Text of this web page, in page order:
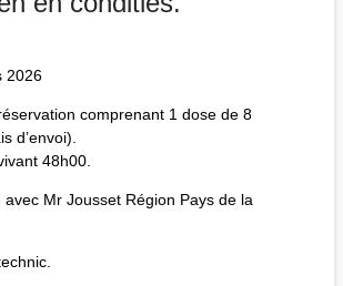
2026
comprenant 1 dose de 8
d’envoi).
48h00.
Mr Jousset Région Pays de la